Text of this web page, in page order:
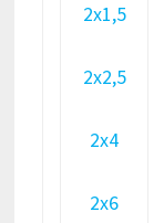
2х1,5
2х2,5
2х4
2х6